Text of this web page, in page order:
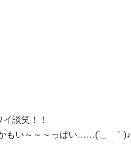
談笑！！
もい～～～っぱい……(´_ゝ｀)♪